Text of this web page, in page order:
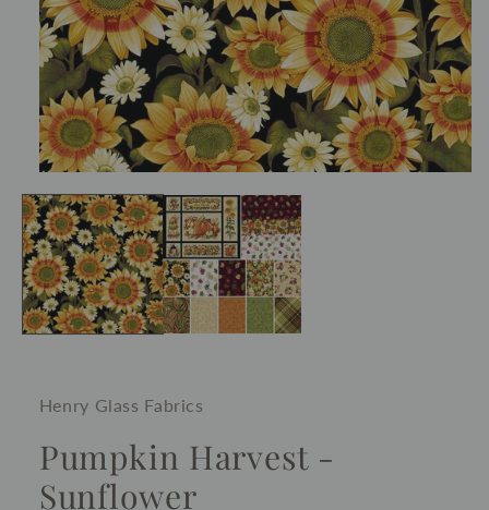
le
média
1
dans
une
fenêtre
modale
Henry Glass Fabrics
Pumpkin Harvest -
Sunflower